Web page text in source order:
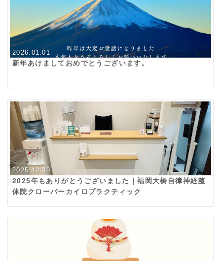
2026.01.01
新年あけましておめでとうございます。
2025.12.30
2025年もありがとうございました｜福岡大橋自律神経整
体院クローバーカイロプラクティック